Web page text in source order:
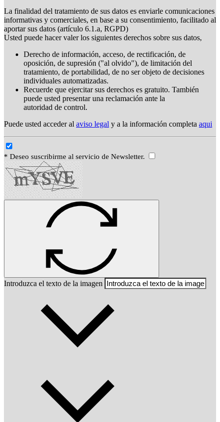
La finalidad del tratamiento de sus datos es enviarle comunicaciones
informativas y comerciales, en base a su consentimiento, facilitado al
aportar sus datos (artículo 6.1.a, RGPD)
Usted puede hacer valer los siguientes derechos sobre sus datos,
Derecho de información, acceso, de rectificación, de
oposición, de supresión ("al olvido"), de limitación del
tratamiento, de portabilidad, de no ser objeto de decisiones
individuales automatizadas.
Recuerde que ejercitar sus derechos es gratuito. También
puede usted presentar una reclamación ante la
autoridad de control.
Puede usted acceder al aviso legal y a la información completa aqui
* Deseo suscribirme al servicio de Newsletter.
Introduzca el texto de la imagen